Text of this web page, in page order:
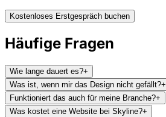
Kostenloses Erstgespräch buchen
Häufige Fragen
Wie lange dauert es?+
Was ist, wenn mir das Design nicht gefällt?+
Funktioniert das auch für meine Branche?+
Was kostet eine Website bei Skyline?+